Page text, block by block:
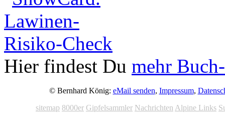
Hier findest Du mehr
© Bernhard König: eMail senden, Impressum,
sitemap 8000er Gipfelsammler Nachrichten Alpine Links